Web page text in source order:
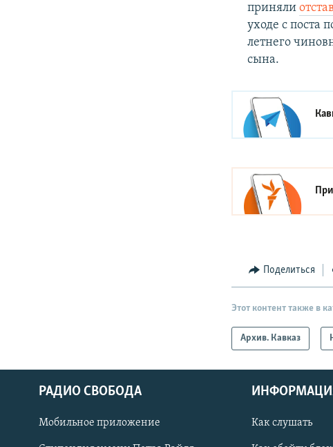
СОЦИАЛЬНЫЕ СЕТИ
приняли
уходе с поста
летнего
сына.
Поделиться
Этот контент также в
Архив. Кавказ
РАДИО СВОБОДА
Мобильное приложение Как слушать